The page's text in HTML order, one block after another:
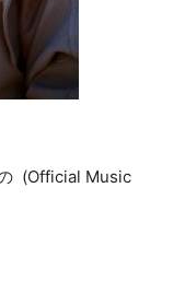
(Official Music